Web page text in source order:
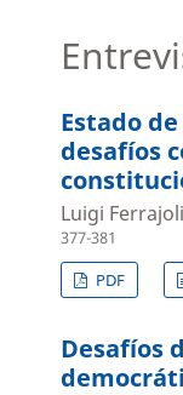
Estado
desafíos
Luigi Ferrajoli
377-381
PDF
Desafíos